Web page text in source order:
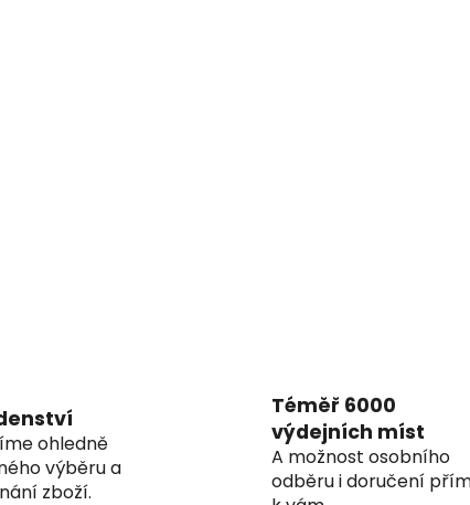
ohledně
výběru a
zboží.
Téměř 6000
výdejních míst
A možnost osobního
odběru i doručení